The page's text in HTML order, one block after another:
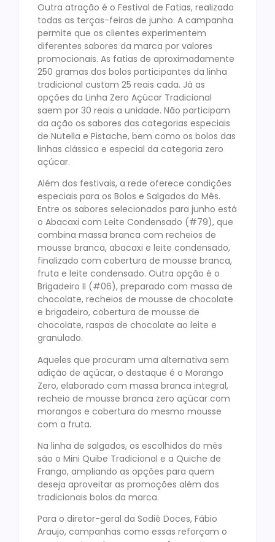
Outra atração é o Festival de Fatias, realizado
todas as terças-feiras de junho. A campanha
permite que os clientes experimentem
diferentes sabores da marca por valores
promocionais. As fatias de aproximadamente
250 gramas dos bolos participantes da linha
tradicional custam 25 reais cada. Já as
opções da Linha Zero Açúcar Tradicional
saem por 30 reais a unidade. Não participam
da ação os sabores das categorias especiais
de Nutella e Pistache, bem como os bolos das
linhas clássica e especial da categoria zero
açúcar.
Além dos festivais, a rede oferece condições
especiais para os Bolos e Salgados do Mês.
Entre os sabores selecionados para junho está
o Abacaxi com Leite Condensado (#79), que
combina massa branca com recheios de
mousse branca, abacaxi e leite condensado,
finalizado com cobertura de mousse branca,
fruta e leite condensado. Outra opção é o
Brigadeiro II (#06), preparado com massa de
chocolate, recheios de mousse de chocolate
e brigadeiro, cobertura de mousse de
chocolate, raspas de chocolate ao leite e
granulado.
Aqueles que procuram uma alternativa sem
adição de açúcar, o destaque é o Morango
Zero, elaborado com massa branca integral,
recheio de mousse branca zero açúcar com
morangos e cobertura do mesmo mousse
com a fruta.
Na linha de salgados, os escolhidos do mês
são o Mini Quibe Tradicional e a Quiche de
Frango, ampliando as opções para quem
deseja aproveitar as promoções além dos
tradicionais bolos da marca.
Para o diretor-geral da Sodiê Doces, Fábio
Araujo, campanhas como essas reforçam o